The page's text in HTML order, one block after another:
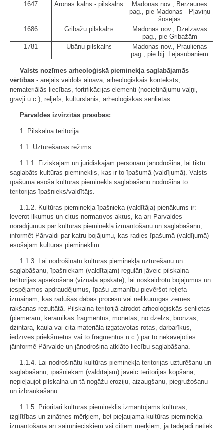
1647
Aronas kalns - pilskalns
Madonas nov., Bērzaunes
pag., pie Madonas - Pļaviņu
šosejas
1686
Gribažu pilskalns
Madonas nov., Dzelzavas
pag., pie Gribažām
1781
Ubānu pilskalns
Madonas nov., Praulienas
pag., pie bij. Lejasubāniem
Valsts nozīmes arheoloģiskā pieminekļa saglabājamās
vērtības - ārējais veidols ainavā, arheoloģiskais konteksts,
nemateriālās liecības, fortifikācijas elementi (nocietinājumu vaļņi,
grāvji u.c.), reljefs, kultūrslānis, arheoloģiskās senlietas.
Pārvaldes izvirzītās prasības:
1. Pilskalna teritorijā:
1.1. Uzturēšanas režīms:
1.1.1. Fiziskajām un juridiskajām personām jānodrošina, lai tiktu
saglabāts kultūras piemineklis, kas ir to īpašumā (valdījumā). Valsts
īpašumā esošā kultūras pieminekļa saglabāšanu nodrošina to
teritorijas īpašnieks/valdītājs.
1.1.2. Kultūras pieminekļa īpašnieka (valdītāja) pienākums ir:
ievērot likumus un citus normatīvos aktus, kā arī Pārvaldes
norādījumus par kultūras pieminekļa izmantošanu un saglabāšanu;
informēt Pārvaldi par katru bojājumu, kas radies īpašumā (valdījumā)
esošajam kultūras piemineklim.
1.1.3. Lai nodrošinātu kultūras pieminekļa uzturēšanu un
saglabāšanu, īpašniekam (valdītajam) regulāri jāveic pilskalna
teritorijas apsekošana (vizuālā apskate), lai noskaidrotu bojājumus un
iespējamos apdraudējumus, īpašu uzmanību pievēršot reljefa
izmaiņām, kas radušās dabas procesu vai nelikumīgas zemes
rakšanas rezultātā. Pilskalna teritorijā atrodot arheoloģiskās senlietas
(piemēram, keramikas fragmentus, monētas, no dzelzs, bronzas,
dzintara, kaula vai cita materiāla izgatavotas rotas, darbarīkus,
iedzīves priekšmetus vai to fragmentus u.c.) par to nekavējoties
jāinformē Pārvalde un jānodrošina atklāto liecību saglabāšana.
1.1.4. Lai nodrošinātu kultūras pieminekļa teritorijas uzturēšanu un
saglabāšanu, īpašniekam (valdītajam) jāveic teritorijas kopšana,
nepieļaujot pilskalna un tā nogāžu eroziju, aizaugšanu, piegružošanu
un izbraukāšanu.
1.1.5. Prioritāri kultūras piemineklis izmantojams kultūras,
izglītības un zinātnes mērķiem, bet pieļaujama kultūras pieminekļa
izmantošana arī saimnieciskiem vai citiem mērķiem, ja tādējādi netiek